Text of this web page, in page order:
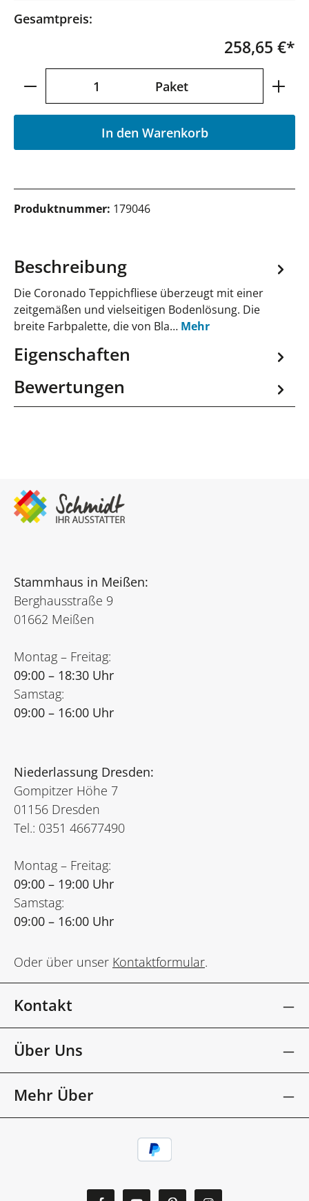
Gesamtpreis:
258,65 €*
Produkt Anzahl: Gib den gewünschten
Paket
In den Warenkorb
Produktnummer: 179046
Beschreibung
Die Coronado Teppichfliese überzeugt mit einer
zeitgemäßen und vielseitigen Bodenlösung. Die
breite Farbpalette, die von Bla… Mehr
Eigenschaften
Bewertungen
Stammhaus in Meißen:
Berghausstraße 9
01662 Meißen
Montag – Freitag:
09:00 – 18:30 Uhr
Samstag:
09:00 – 16:00 Uhr
Niederlassung Dresden:
Gompitzer Höhe 7
01156 Dresden
Tel.: 0351 46677490
Montag – Freitag:
09:00 – 19:00 Uhr
Samstag:
09:00 – 16:00 Uhr
Oder über unser Kontaktformular.
Kontakt
Über Uns
Mehr Über